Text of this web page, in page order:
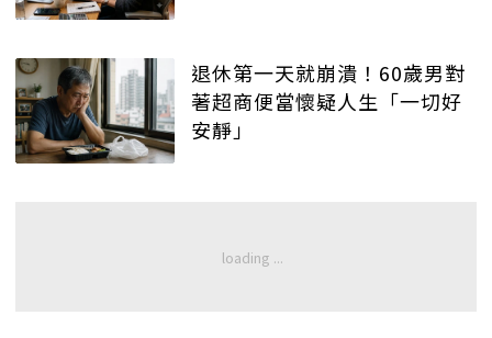
退休第一天就崩潰！60歲男對
著超商便當懷疑人生「一切好
安靜」